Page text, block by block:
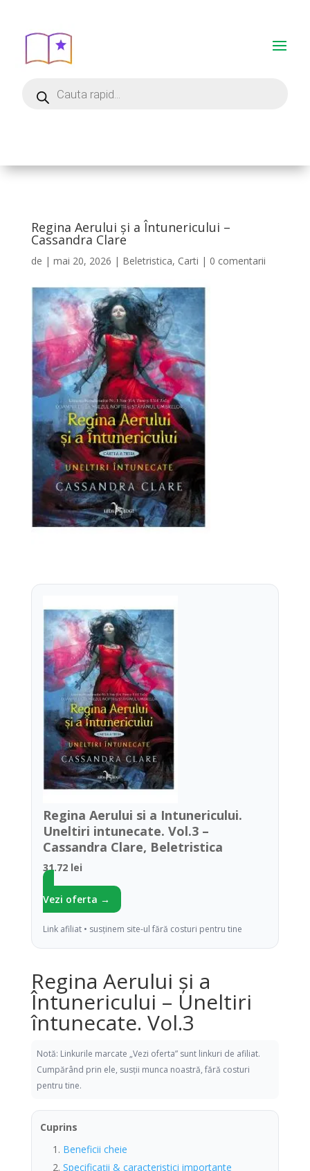
Regina Aerului și a Întunericului –
Cassandra Clare
de | mai 20, 2026 | Beletristica, Carti | 0 comentarii
Regina Aerului si a Intunericului.
Uneltiri intunecate. Vol.3 –
Cassandra Clare, Beletristica
31.72 lei
Vezi oferta →
Link afiliat • susținem site-ul fără costuri pentru tine
Regina Aerului și a
Întunericului – Uneltiri
întunecate. Vol.3
Notă: Linkurile marcate „Vezi oferta” sunt linkuri de afiliat.
Cumpărând prin ele, susții munca noastră, fără costuri
pentru tine.
Cuprins
Beneficii cheie
Specificații & caracteristici importante